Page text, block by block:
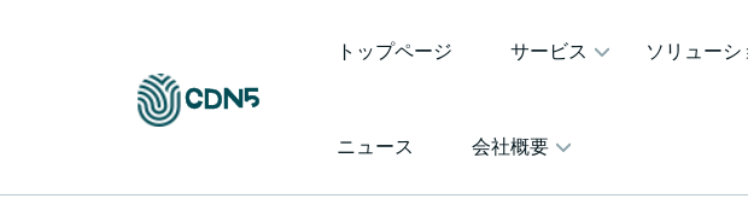
トップページ サービス ソリューシ
ニュース 会社概要